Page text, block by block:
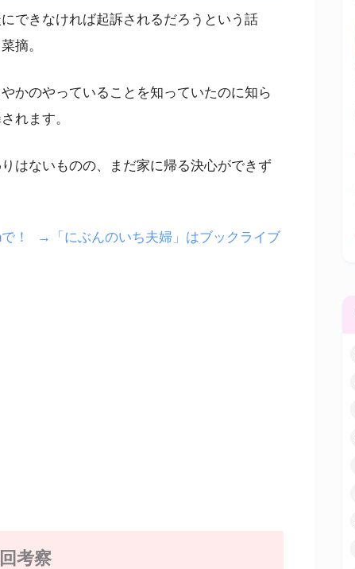
できなければ起訴されるだろうという話
摘。
かのやっていることを知っていたのに知ら
れます。
はないものの、まだ家に帰る決心ができず
！
→「にぶんのいち夫婦」はブックライブ
考察